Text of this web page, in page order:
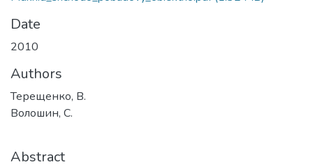
Date
2010
Authors
Терещенко, В.
Волошин, С.
Abstract